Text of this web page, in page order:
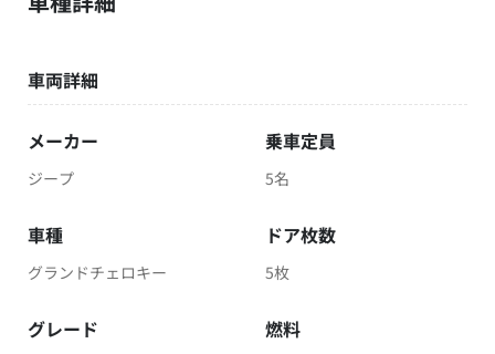
車両詳細
メーカー
ジープ
乗車定員
5名
車種
グランドチェロキー
ドア枚数
5枚
グレード 燃料